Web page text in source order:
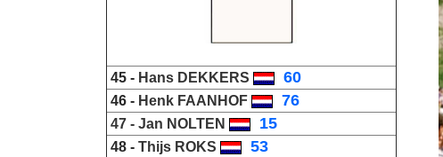
45 - Hans DEKKERS 60
46 - Henk FAANHOF 76
47 - Jan NOLTEN 15
48 - Thijs ROKS 53